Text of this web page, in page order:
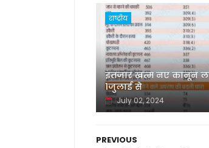
राष्ट्रीय
इंतजार ख़त्म नए कानून
1जुलाई से
July 02, 2024
PREVIOUS